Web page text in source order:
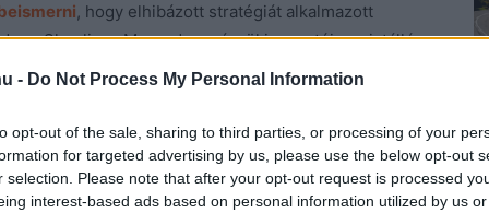
- Do Not Process My Personal Information
opt-out of the sale, sharing to third parties, or processing of your
for targeted advertising by us, please use the below opt-out
selection. Please note that after your opt-out request is processed
interest-based ads based on personal information utilized by us
, hogy elhibázott stratégiát alkalmazott
Shovlin, a Mercedes mérnökigazgatója az istálló
nekik eszükbe sem jutott feltenni a kemény gumit
de már két nappal előre tudták.
Lewis Hamilton közepes-közepes-lágy
végül harmadik helyen záró George Russell Max